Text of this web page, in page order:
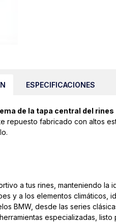
ESPECIFICACIONES
de la tapa central del rines
repuesto fabricado con altos
a tus rines, manteniendo la
y a los elementos climáticos,
BMW, desde las series
especializadas,